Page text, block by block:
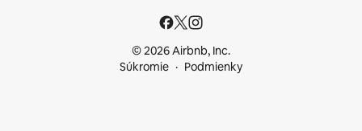
© 2026 Airbnb, Inc.
Súkromie
Podmienky